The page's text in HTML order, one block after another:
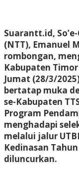
Suarantt.id,
(NTT), Emanuel
rombongan,
Kabupaten
Jumat (28/3/
bertatap muka
se-Kabupaten
Program
menghadapi
melalui jalur
Kedinasan
diluncurkan.